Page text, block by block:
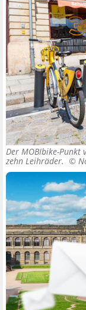
Der MOBIbike-
zehn Leihräder. ©